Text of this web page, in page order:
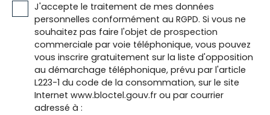
J'accepte le traitement de mes données
personnelles conformément au RGPD. Si vous ne
souhaitez pas faire l'objet de prospection
commerciale par voie téléphonique, vous pouvez
vous inscrire gratuitement sur la liste d'opposition
au démarchage téléphonique, prévu par l'article
L223-1 du code de la consommation, sur le site
Internet www.bloctel.gouv.fr ou par courrier
adressé à :